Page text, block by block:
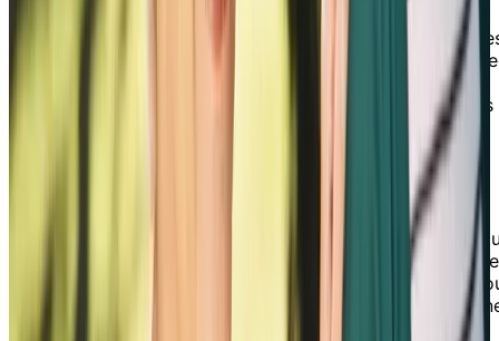
Une communication efficace est la clé pour
soutenir votre proche. Cette section propose
astuces et des stratégies pour communiquer
un être cher y compris comment écouter
activement et comment avoir des conversations
3. Choisir le bon niveau de soutien
Cette section donne un aperçu des différents
types d’hébergement et de soins disponibles
les aînés, allant de la vie autonome aux unités de
soins. En comprenant les options disponibles
vous et votre être cher, vous pouvez prendre
décision éclairée qui répondra le mieux à leurs